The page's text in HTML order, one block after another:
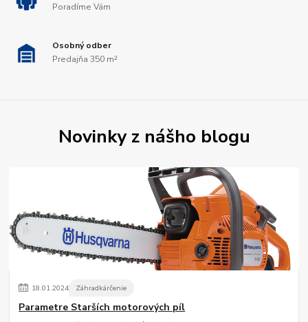
Poradíme Vám
Osobný odber
Predajňa 350 m²
Novinky z nášho blogu
18.01.2024 Záhradkárčenie
Parametre Starších motorových píl